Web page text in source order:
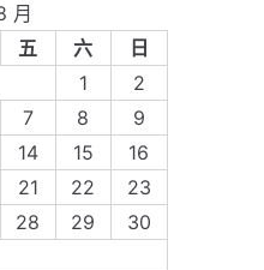
r
c
h
f
o
r
:
月
五 六
日
1
2
7 8
9
14 15
16
21 22
23
28 29
30